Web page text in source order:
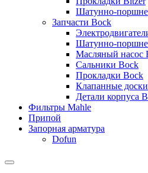
Шатунно-
Запчасти Bock
Шатунно-
Масляный насос
Сальники Bock
Прокладки Bock
Клапанные
Детали корпуса
Фильтры Mahle
Припой
Запорная арматура
Dofun